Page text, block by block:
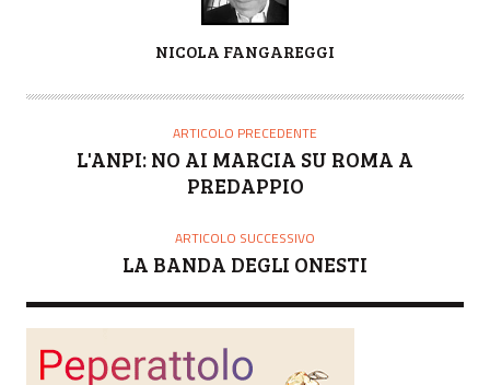
T
NICOLA FANGAREGGI
ARTICOLO PRECEDENTE
L'ANPI: NO AI MARCIA SU ROMA A
PREDAPPIO
ARTICOLO SUCCESSIVO
LA BANDA DEGLI ONESTI